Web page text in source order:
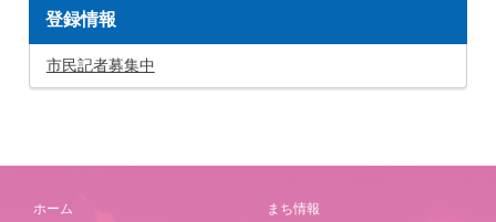
登録情報
市民記者募集中
ホーム まち情報